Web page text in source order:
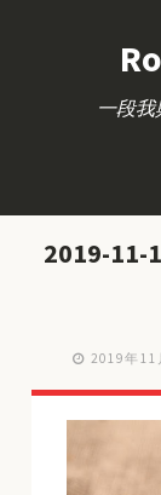
一段
2019-11-
2019年